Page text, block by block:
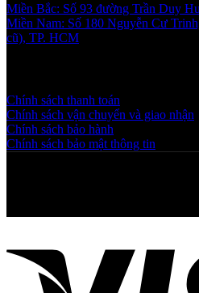
Miền Bắc: Số 93 đường Trần Duy
Miền Nam: Số 180 Nguyễn Cư
cũ), TP. HCM
Chính sách thanh toán
Chính sách vận chuyển và giao nhận
Chính sách bảo hành
Chính sách bảo mật thông tin